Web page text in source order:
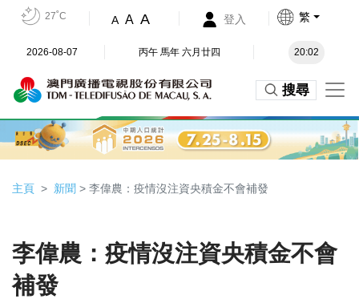
27˚C A A A 登入 繁
2026-08-07 丙午 馬年 六月廿四 20:02
搜尋
主頁 新聞 > 李偉農：疫情沒注資央積金不會補發
李偉農：疫情沒注資央積金不會
補發